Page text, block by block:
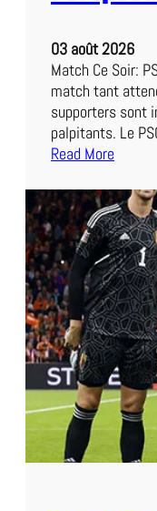
r
e
’
A
S
R
o
m
:
U
n
e
E
x
p
é
r
i
e
n
c
03 août 2026
Match Ce Soir:
match tant
supporters sont
palpitants. Le
Read More
L
e
M
a
t
c
h
P
S
G
d
C
e